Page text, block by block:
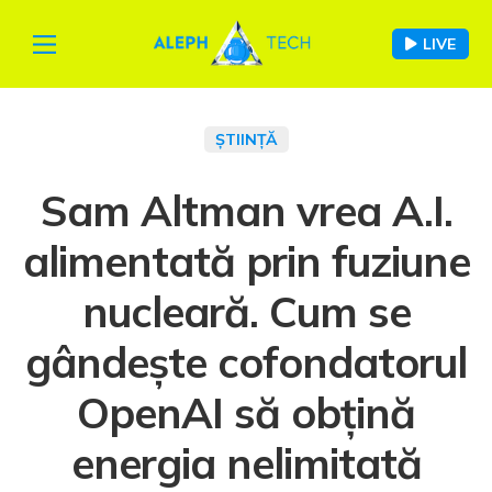
LIVE
ȘTIINȚĂ
Sam Altman vrea A.I.
alimentată prin fuziune
nucleară. Cum se
gândește cofondatorul
OpenAI să obțină
energia nelimitată